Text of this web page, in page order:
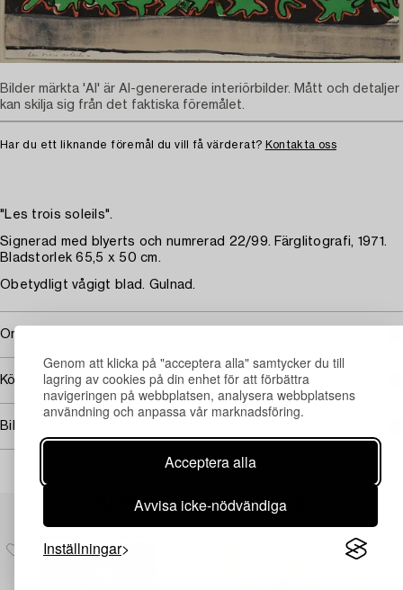
Genom att klicka på "acceptera alla" samtycker du till
lagring av cookies på din enhet för att förbättra
navigeringen på webbplatsen, analysera webbplatsens
användning och anpassa vår marknadsföring.
Acceptera alla
Avvisa icke-nödvändiga
Inställningar
Har du ett liknande föremål du vill få värderat? Kontakta oss
"Les trois soleils".
Signerad med blyerts och numrerad 22/99. Färglitografi, 1971.
Bladstorlek 65,5 x 50 cm.
Obetydligt vågigt blad. Gulnad.
Omfattas av följerätt
Köpinformation
Bildrättigheter
Bilder märkta 'AI' är AI-genererade interiörbilder. Mått och detaljer
kan skilja sig från det faktiska föremålet.
Andra har även tittat på